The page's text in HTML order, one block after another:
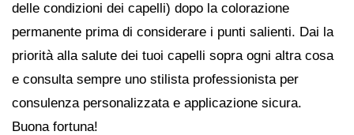
delle condizioni dei capelli) dopo la colorazione
permanente prima di considerare i punti salienti. Dai la
priorità alla salute dei tuoi capelli sopra ogni altra cosa
e consulta sempre uno stilista professionista per
consulenza personalizzata e applicazione sicura.
Buona fortuna!